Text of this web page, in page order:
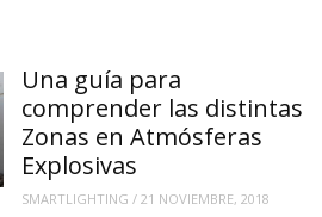
Una guía para
comprender las distintas
Zonas en Atmósferas
Explosivas
SMARTLIGHTING / 21 NOVIEMBRE, 2018